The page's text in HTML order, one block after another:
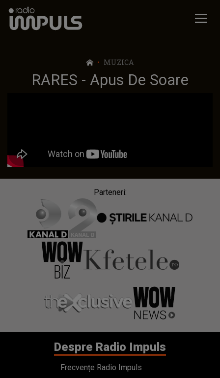
Radio Impuls
MUZICA
RARES - Apus De Soare
Parteneri:
Despre Radio Impuls
Frecvențe Radio Impuls